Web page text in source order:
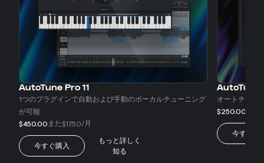
AutoTune Pro 11
1つのプラグインで自動および手動のボーカルチューニング
が可能
$450.00 また$17.50/月
今すぐ購入
もっと詳しく
知る
AutoTune
オートチュー
$250.00
今すぐ購